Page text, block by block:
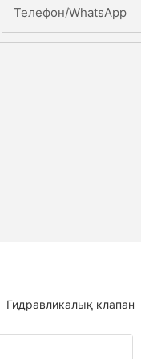
Телефон/whatsApp
Гидравликалық клапан